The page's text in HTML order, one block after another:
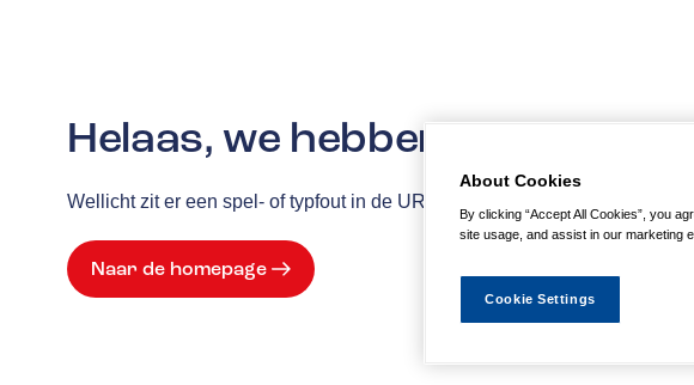
Helaas, we hebben de pagina
Wellicht zit er een spel- of typfout in de URL of is de actie waarnaar u
Naar de homepage
About Cookies
By clicking “Accept All Cookies”, you
site usage, and assist in our marketing
Cookie Settings